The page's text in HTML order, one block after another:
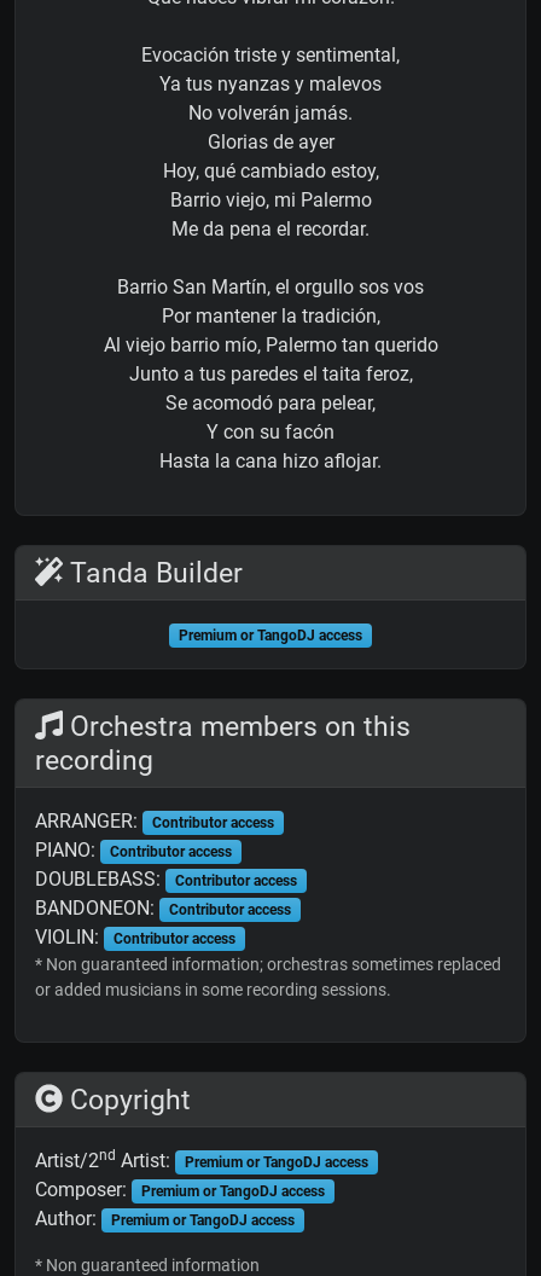
Evocación triste y sentimental,
Ya tus nyanzas y malevos
No volverán jamás.
Glorias de ayer
Hoy, qué cambiado estoy,
Barrio viejo, mi Palermo
Me da pena el recordar.
Barrio San Martín, el orgullo sos vos
Por mantener la tradición,
Al viejo barrio mío, Palermo tan querido
Junto a tus paredes el taita feroz,
Se acomodó para pelear,
Y con su facón
Hasta la cana hizo aflojar.
Tanda Builder
Premium or TangoDJ access
Orchestra members on this
recording
ARRANGER: Contributor access
PIANO: Contributor access
DOUBLEBASS: Contributor access
BANDONEON: Contributor access
VIOLIN: Contributor access
* Non guaranteed information; orchestras sometimes replaced
or added musicians in some recording sessions.
Copyright
Artist/2nd Artist: Premium or TangoDJ access
Composer: Premium or TangoDJ access
Author: Premium or TangoDJ access
* Non guaranteed information